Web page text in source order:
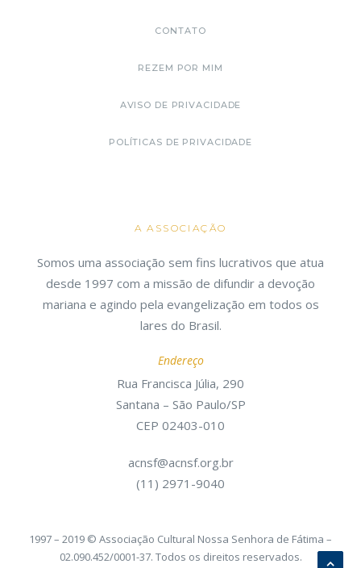
CONTATO
REZEM POR MIM
AVISO DE PRIVACIDADE
POLÍTICAS DE PRIVACIDADE
A ASSOCIAÇÃO
Somos uma associação sem fins lucrativos que atua
desde 1997 com a missão de difundir a devoção
mariana e agindo pela evangelização em todos os
lares do Brasil.
Endereço
Rua Francisca Júlia, 290
Santana – São Paulo/SP
CEP 02403-010
acnsf@acnsf.org.br
(11) 2971-9040
1997 – 2019 © Associação Cultural Nossa Senhora de Fátima –
02.090.452/0001-37. Todos os direitos reservados.